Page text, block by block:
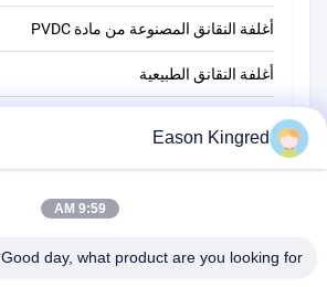
أغلفة النقانق المصنوعة من مادة PVDC
أغلفة النقانق الطبيعية
أكياس الطعام فراغ
فيلم تغليف المواد الغذائية
Eason Kingred
9:59 AM
Good day, what product are you looking for?